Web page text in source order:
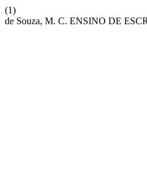
(1)
de Souza, M. C. ENSINO DE